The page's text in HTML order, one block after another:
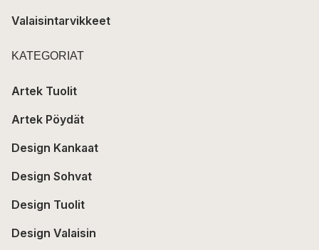
Valaisintarvikkeet
KATEGORIAT
Artek Tuolit
Artek Pöydät
Design Kankaat
Design Sohvat
Design Tuolit
Design Valaisin